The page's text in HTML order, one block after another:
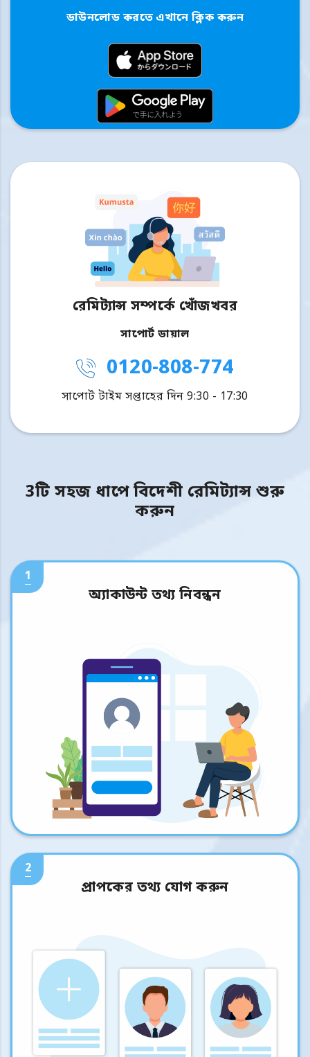
ডাউনলোড করতে এখানে ক্লিক করুন
রেমিট্যান্স সম্পর্কে খোঁজখবর
সাপোর্ট ডায়াল
0120-808-774
সাপোর্ট টাইম সপ্তাহের দিন 9:30 - 17:30
3টি সহজ ধাপে বিদেশী রেমিট্যান্স শুরু
করুন
1
অ্যাকাউন্ট তথ্য নিবন্ধন
2
প্রাপকের তথ্য যোগ করুন